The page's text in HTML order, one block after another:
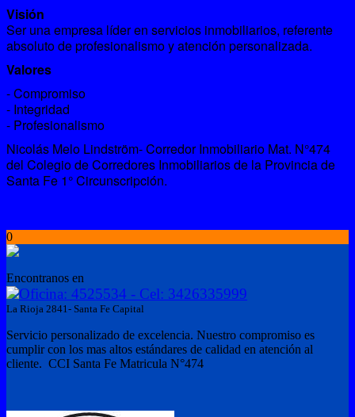
Visión
Ser una empresa líder en servicios inmobiliarios, referente
absoluto de profesionalismo y atención personalizada.
Valores
- Compromiso
- Integridad
- Profesionalismo
Nicolás Melo Lindström- Corredor Inmobiliario Mat. N°474
del Colegio de Corredores Inmobiliarios de la Provincia de
Santa Fe 1° Circunscripción.
0
Encontranos en
Oficina: 4525534 - Cel: 3426335999
La Rioja 2841- Santa Fe Capital
Servicio personalizado de excelencia. Nuestro compromiso es
cumplir con los mas altos estándares de calidad en atención al
cliente. CCI Santa Fe Matricula N°474